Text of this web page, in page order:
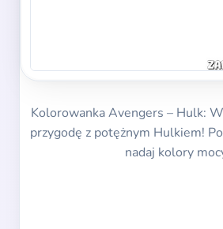
Kolorowanka Avengers – Hulk:
przygodę z potężnym Hulkiem!
nadaj kolory